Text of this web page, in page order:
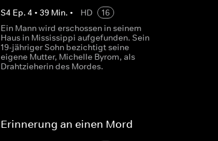
S4 Ep. 4 • 39Min. • HD
16
Ein Mann wird erschossen in seinem
Haus in Mississippi aufgefunden. Sein
19-jähriger Sohn bezichtigt seine
eigene Mutter, Michelle Byrom, als
Drahtzieherin des Mordes.
Erinnerung an einen Mord